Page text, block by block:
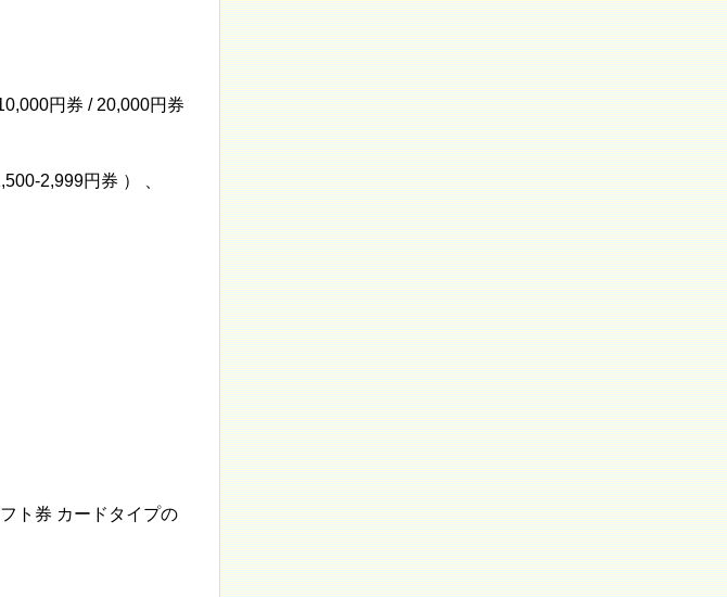
円券 / 20,000円券
2,999円券 ） 、
ト券 カードタイプの